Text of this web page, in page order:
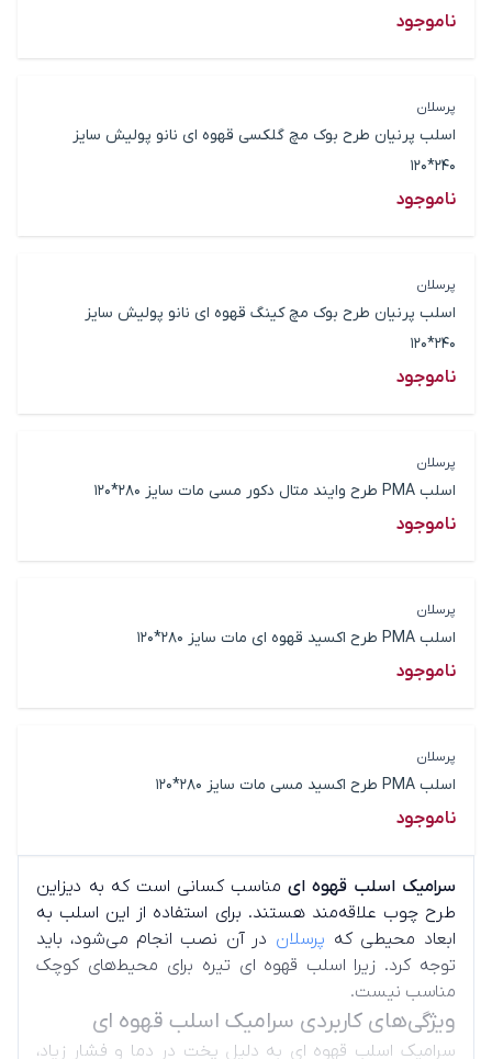
ناموجود
پرسلان
اسلب پرنیان طرح بوک مچ گلکسی قهوه ای نانو پولیش سایز
240*120
ناموجود
پرسلان
اسلب پرنیان طرح بوک مچ کینگ قهوه ای نانو پولیش سایز
240*120
ناموجود
پرسلان
اسلب PMA طرح وایند متال دکور مسی مات سایز 280*120
ناموجود
پرسلان
اسلب PMA طرح اکسید قهوه ای مات سایز 280*120
ناموجود
پرسلان
اسلب PMA طرح اکسید مسی مات سایز 280*120
ناموجود
سرامیک اسلب قهوه ایمناسب کسانی است که به دیزاین
طرح چوب علاقه‌مند هستند. برای استفاده از این اسلب به
ابعاد محیطی که پرسلان در آن نصب انجام می‌شود، باید
توجه کرد. زیرا اسلب قهوه ای تیره برای محیط‌های کوچک
مناسب نیست.
ویژگی‌های کاربردی سرامیک اسلب قهوه ای
سرامیک اسلب قهوه ای به دلیل پخت در دما و فشار زیاد،